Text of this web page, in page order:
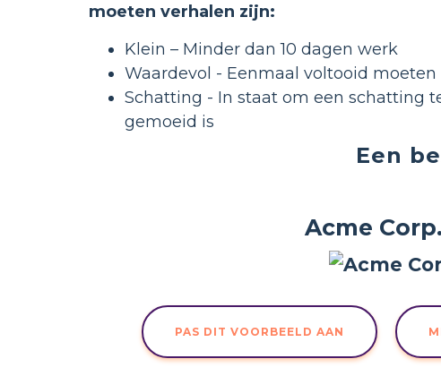
moeten verhalen zijn:
Klein – Minder dan 10 dagen werk
Waardevol - Eenmaal voltooid
Schatting - In staat om een schatting
gemoeid is
Een
Acme
PAS DIT VOORBEELD AAN